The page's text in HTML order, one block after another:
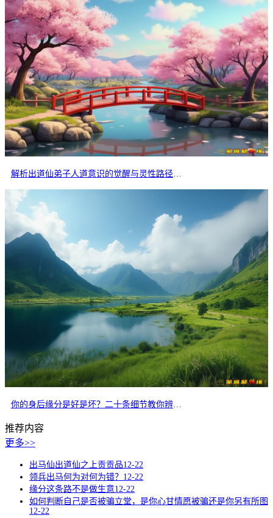
推荐内容
更多>>
出马仙出道仙之上贡贡品12-22
领兵出马何为对何为错？ 12-22
缘分这条路不是做生意12-22
如何判断自己是否被骗立堂，是你心甘情愿被骗还是你另有所图
12-22